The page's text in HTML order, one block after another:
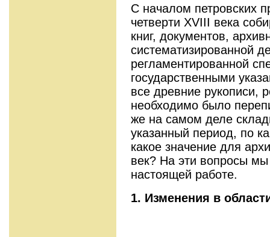
С началом петровских
четверти XVIII века
книг, документов,
систематизированной
регламентированной
государственными
все древние рукописи,
необходимо было
же на самом деле
указанный период, по
какое значение для
век? На эти вопросы мы
настоящей работе.
1. Изменения в